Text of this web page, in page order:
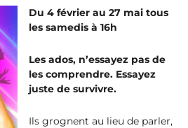
Du 4 février au 27 mai tous
les samedis à 16h
Les ados, n’essayez pas de
les comprendre. Essayez
juste de survivre.
Ils grognent au lieu de parler,